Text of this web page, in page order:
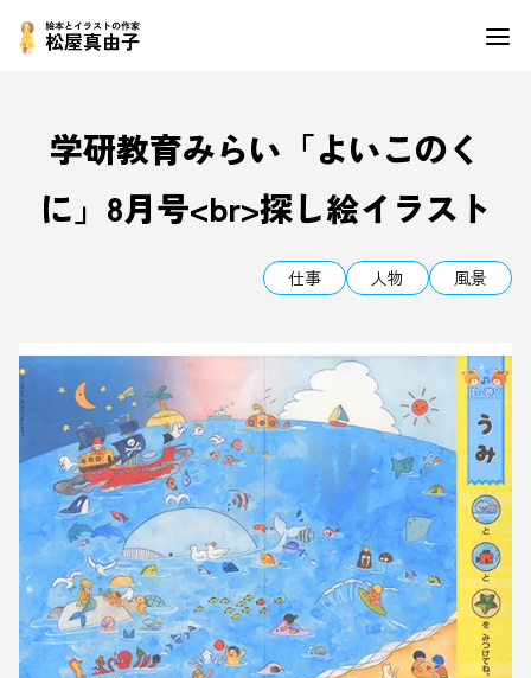
学研教育みらい「よいこのく
に」8月号<br>探し絵イラスト
仕事 人物 風景